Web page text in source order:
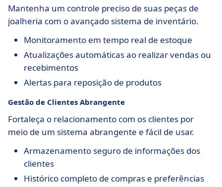
Mantenha um controle preciso de suas peças de
joalheria com o avançado sistema de inventário.
Monitoramento em tempo real de estoque
Atualizações automáticas ao realizar vendas ou
recebimentos
Alertas para reposição de produtos
Gestão de Clientes Abrangente
Fortaleça o relacionamento com os clientes por
meio de um sistema abrangente e fácil de usar.
Armazenamento seguro de informações dos
clientes
Histórico completo de compras e preferências